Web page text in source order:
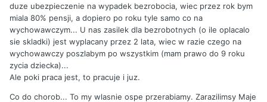
duze ubezpieczenie na wypadek bezrobocia, wiec przez rok bym
miala 80% pensji, a dopiero po roku tyle samo co na
wychowawczym... U nas zasilek dla bezrobotnych (o ile oplacalo
sie skladki) jest wyplacany przez 2 lata, wiec w razie czego na
wychowawczy poszlabym po wszystkim (mam prawo do 9 roku
zycia dziecka)...
Ale poki praca jest, to pracuje i juz.
Co do chorob... To my wlasnie ospe przerabiamy. Zarazilimsy Maje